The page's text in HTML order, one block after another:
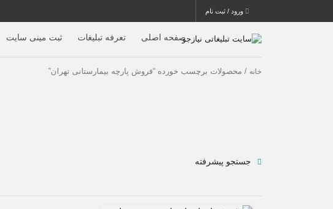
ورود / ثبت نام
صفحه اصلی تعرفه تبلیغات ثبت مینی سایت
خانه / محصولات برچسب خورده “فروش پارچه بیمارستانی تهران”
جستجو پیشرفته